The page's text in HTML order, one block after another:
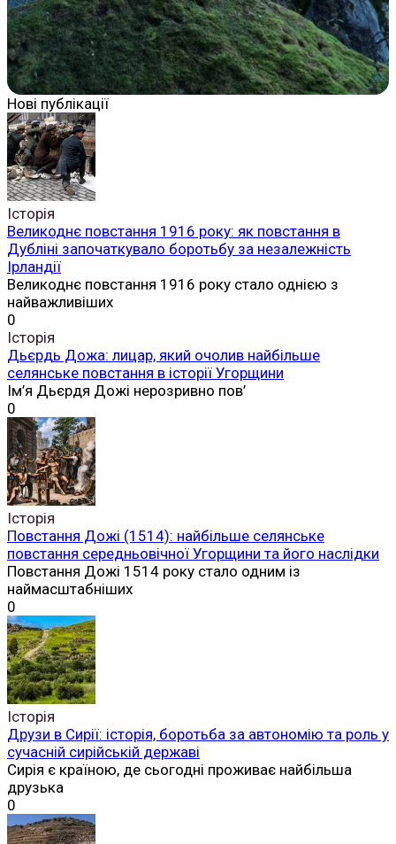
Нові публікації
Історія
Великоднє повстання 1916 року: як повстання в
Дубліні започаткувало боротьбу за незалежність
Ірландії
Великоднє повстання 1916 року стало однією з
найважливіших
0
Історія
Дьєрдь Дожа: лицар, який очолив найбільше
селянське повстання в історії Угорщини
Ім’я Дьєрдя Дожі нерозривно пов’
0
Історія
Повстання Дожі (1514): найбільше селянське
повстання середньовічної Угорщини та його наслідки
Повстання Дожі 1514 року стало одним із
наймасштабніших
0
Історія
Друзи в Сирії: історія, боротьба за автономію та роль у
сучасній сирійській державі
Сирія є країною, де сьогодні проживає найбільша
друзька
0